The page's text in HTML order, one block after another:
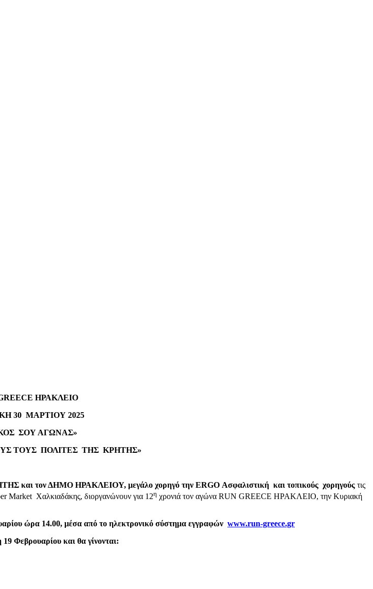
ΗΡΑΚΛΕΙΟ
30 ΜΑΡΤΙΟΥ 2025
ΣΟΥ ΑΓΩΝΑΣ»
ΤΟΥΣ ΠΟΛΙΤΕΣ ΤΗΣ ΚΡΗΤΗΣ»
και τον ΔΗΜΟ ΗΡΑΚΛΕΙΟΥ, μεγάλο χορηγό την ERGO Ασφαλιστική και τοπικούς χορηγούς τις
Market Χαλκιαδάκης, διοργανώνουν για 12η χρονιά τον αγώνα RUN GREECE ΗΡΑΚΛΕΙΟ, την Κυριακή
ώρα 14.00, μέσα από το ηλεκτρονικό σύστημα εγγραφών www.run-greece.gr
Φεβρουαρίου και θα γίνονται: